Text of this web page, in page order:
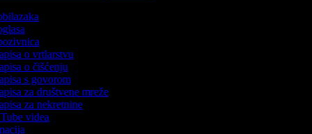
o vrtlarstvu
o čišćenju
s govorom
za društvene mreže
za nekretnine
videa